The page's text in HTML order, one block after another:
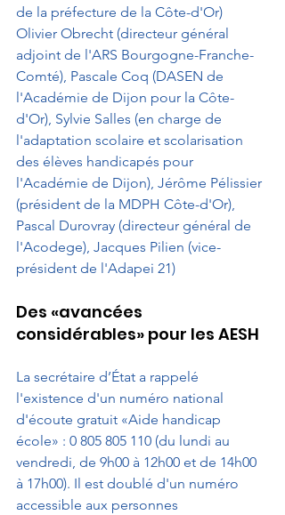
de la préfecture de la Côte-d'Or)
Olivier Obrecht (directeur général
adjoint de l'ARS Bourgogne-Franche-
Comté), Pascale Coq (DASEN de
l'Académie de Dijon pour la Côte-
d'Or), Sylvie Salles (en charge de
l'adaptation scolaire et scolarisation
des élèves handicapés pour
l'Académie de Dijon), Jérôme Pélissier
(président de la MDPH Côte-d'Or),
Pascal Durovray (directeur général de
l'Acodege), Jacques Pilien (vice-
président de l'Adapei 21)
Des «avancées
considérables» pour les AESH
La secrétaire d’État a rappelé
l'existence d'un numéro national
d'écoute gratuit «Aide handicap
école» : 0 805 805 110 (du lundi au
vendredi, de 9h00 à 12h00 et de 14h00
à 17h00). Il est doublé d'un numéro
accessible aux personnes